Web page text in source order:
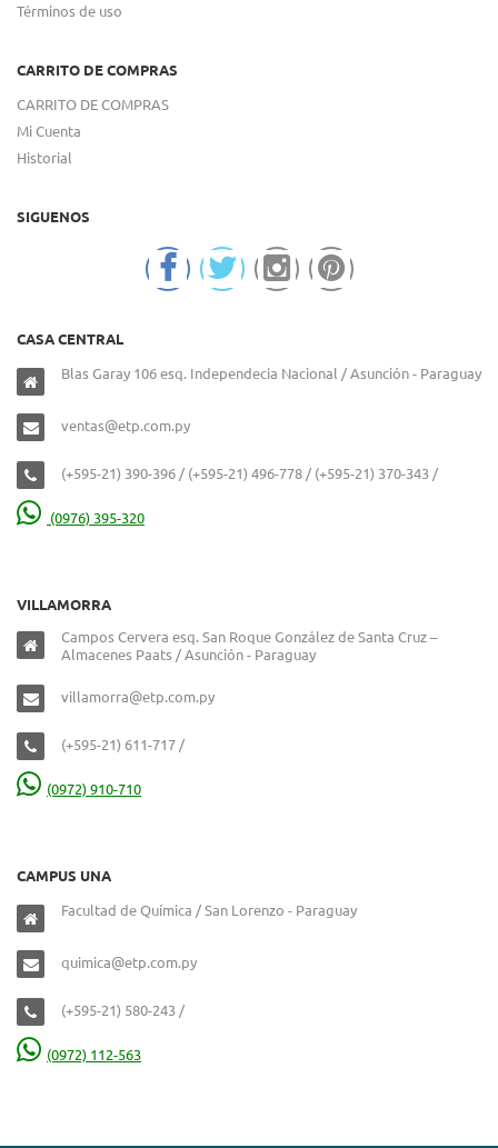
Términos de uso
CARRITO DE COMPRAS
CARRITO DE COMPRAS
Mi Cuenta
Historial
SIGUENOS
CASA CENTRAL
Blas Garay 106 esq. Independecia Nacional / Asunción - Paraguay
ventas@etp.com.py
(+595-21) 390-396 / (+595-21) 496-778 / (+595-21) 370-343 /
(0976) 395-320
VILLAMORRA
Campos Cervera esq. San Roque González de Santa Cruz –
Almacenes Paats / Asunción - Paraguay
villamorra@etp.com.py
(+595-21) 611-717 /
(0972) 910-710
CAMPUS UNA
Facultad de Química / San Lorenzo - Paraguay
quimica@etp.com.py
(+595-21) 580-243 /
(0972) 112-563